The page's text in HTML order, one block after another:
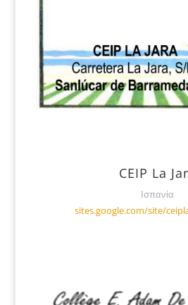
CEIP La
Ισπανία
sites.google.com/site/